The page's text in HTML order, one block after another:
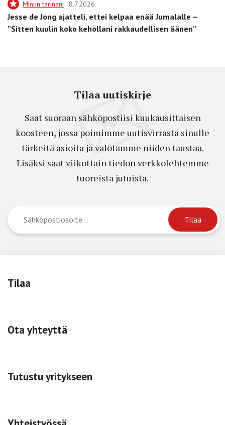
Minun tarinani 8.7.2026
Jesse de Jong ajatteli, ettei kelpaa enää Jumalalle –
”Sitten kuulin koko kehollani rakkaudellisen äänen”
Tilaa uutiskirje
Saat suoraan sähköpostiisi kuukausittaisen
koosteen, jossa poimimme uutisvirrasta sinulle
tärkeitä asioita ja valotamme niiden taustaa.
Lisäksi saat viikottain tiedon verkkolehtemme
tuoreista jutuista.
Tilaa
Ota yhteyttä
Tutustu yritykseen